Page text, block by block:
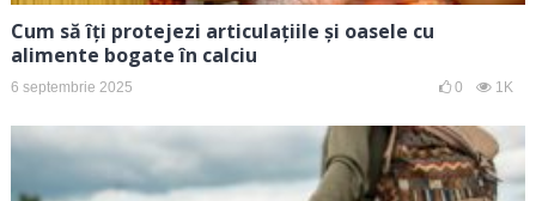
Cum să îți protejezi articulațiile și oasele cu
alimente bogate în calciu
6 septembrie 2025 0 1K